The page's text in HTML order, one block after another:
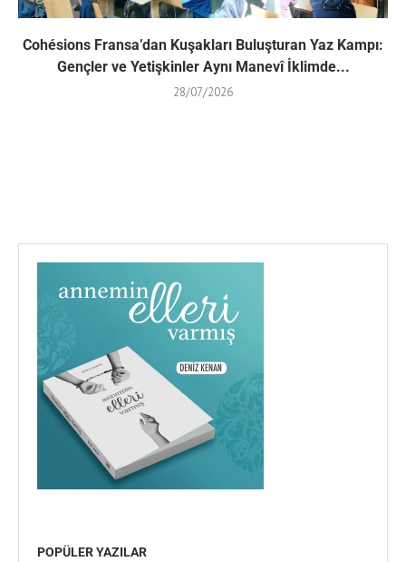
Cohésions Fransa’dan Kuşakları Buluşturan Yaz Kampı:
Gençler ve Yetişkinler Aynı Manevî İklimde...
28/07/2026
POPÜLER YAZILAR